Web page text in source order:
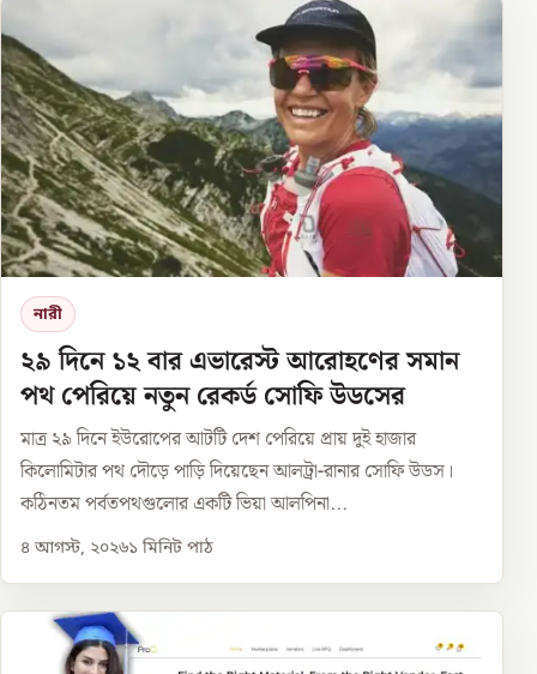
নারী
২৯ দিনে ১২ বার এভারেস্ট আরোহণের সমান
পথ পেরিয়ে নতুন রেকর্ড সোফি উডসের
মাত্র ২৯ দিনে ইউরোপের আটটি দেশ পেরিয়ে প্রায় দুই হাজার
কিলোমিটার পথ দৌড়ে পাড়ি দিয়েছেন আলট্রা-রানার সোফি উডস।
কঠিনতম পর্বতপথগুলোর একটি ভিয়া আলপিনা...
৪ আগস্ট, ২০২৬১ মিনিট পাঠ